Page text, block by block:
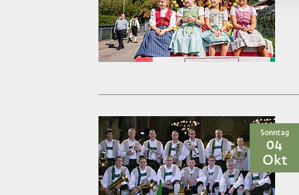
Sonntag
04
Okt